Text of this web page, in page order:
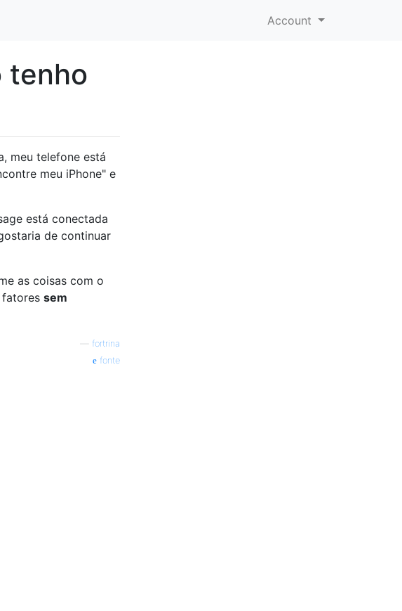
Account
tenho
meu telefone está
meu iPhone" e
está conectada
de continuar
as coisas com o
sem
fortrina
fonte